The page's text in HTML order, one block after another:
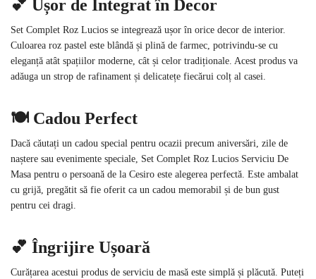
💕 Ușor de Integrat în Decor
Set Complet Roz Lucios se integrează ușor în orice decor de interior.
Culoarea roz pastel este blândă și plină de farmec, potrivindu-se cu
eleganță atât spațiilor moderne, cât și celor tradiționale. Acest produs va
adăuga un strop de rafinament și delicatețe fiecărui colț al casei.
🍽️ Cadou Perfect
Dacă căutați un cadou special pentru ocazii precum aniversări, zile de
naștere sau evenimente speciale, Set Complet Roz Lucios Serviciu De
Masa pentru o persoană de la Cesiro este alegerea perfectă. Este ambalat
cu grijă, pregătit să fie oferit ca un cadou memorabil și de bun gust
pentru cei dragi.
💕 Îngrijire Ușoară
Curățarea acestui produs de serviciu de masă este simplă și plăcută. Puteți